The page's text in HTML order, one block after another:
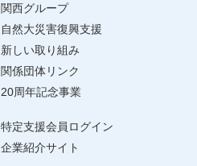
関西グループ
自然大災害復興支援
新しい取り組み
関係団体リンク
20周年記念事業
特定支援会員ログイン
企業紹介サイト